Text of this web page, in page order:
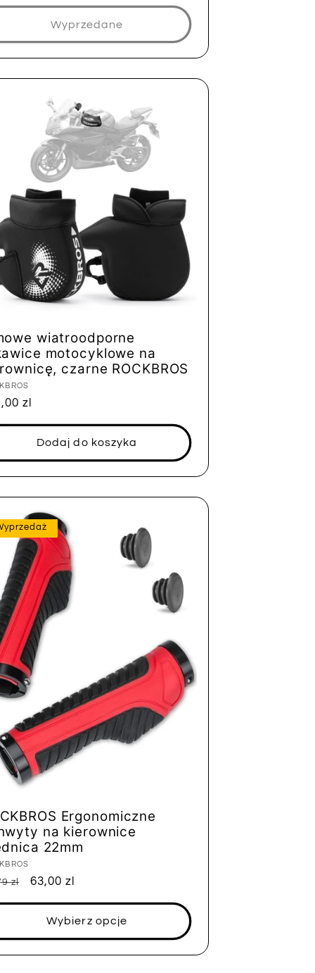
Wyprzedane
wiatroodporne
motocyklowe na
czarne ROCKBROS
zl
Dodaj do koszyka
Ergonomiczne
na kierownice
22mm
zl
Cena
63,00 zl
Wybierz opcje